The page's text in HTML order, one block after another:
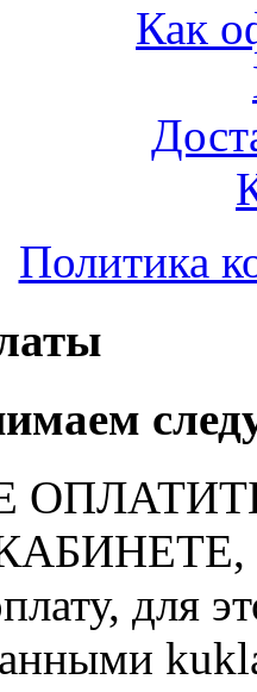
Как
Политика
для